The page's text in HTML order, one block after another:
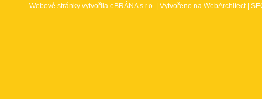
Webové stránky vytvořila eBRÁNA s.r.o. | Vytvořeno na WebArchitect|